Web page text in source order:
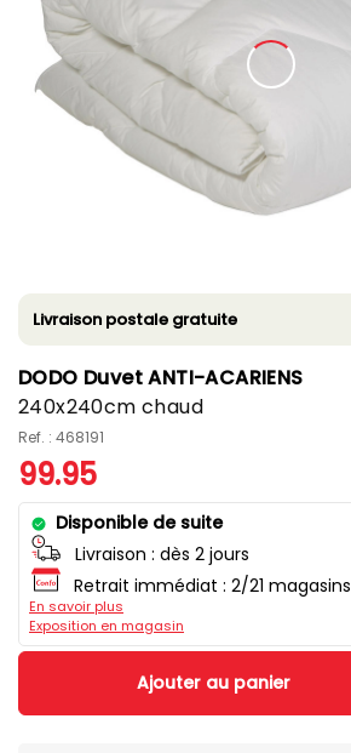
Livraison postale gratuite
DODO Duvet ANTI-ACARIENS
240x240cm chaud
Ref. : 468191
99.95
Disponible de suite
Livraison : dès 2 jours
Retrait immédiat : 2/21 magasins
En savoir plus
Exposition en magasin
Ajouter au panier